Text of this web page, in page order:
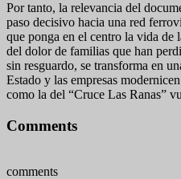
Por tanto, la relevancia del
paso decisivo hacia una red
que ponga en el centro la vida de
del dolor de familias que han
sin resguardo, se transforma en
Estado y las empresas
como la del “Cruce Las Ranas”
Comments
comments